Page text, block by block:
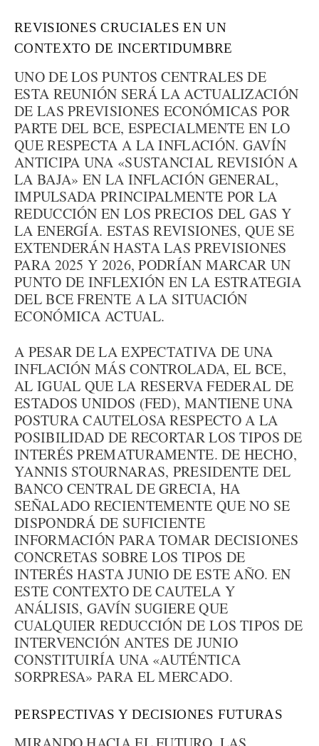
REVISIONES CRUCIALES EN UN
CONTEXTO DE INCERTIDUMBRE
UNO DE LOS PUNTOS CENTRALES DE
ESTA REUNIÓN SERÁ LA ACTUALIZACIÓN
DE LAS PREVISIONES ECONÓMICAS POR
PARTE DEL BCE, ESPECIALMENTE EN LO
QUE RESPECTA A LA INFLACIÓN. GAVÍN
ANTICIPA UNA «SUSTANCIAL REVISIÓN A
LA BAJA» EN LA INFLACIÓN GENERAL,
IMPULSADA PRINCIPALMENTE POR LA
REDUCCIÓN EN LOS PRECIOS DEL GAS Y
LA ENERGÍA. ESTAS REVISIONES, QUE SE
EXTENDERÁN HASTA LAS PREVISIONES
PARA 2025 Y 2026, PODRÍAN MARCAR UN
PUNTO DE INFLEXIÓN EN LA ESTRATEGIA
DEL BCE FRENTE A LA SITUACIÓN
ECONÓMICA ACTUAL.
A PESAR DE LA EXPECTATIVA DE UNA
INFLACIÓN MÁS CONTROLADA, EL BCE,
AL IGUAL QUE LA RESERVA FEDERAL DE
ESTADOS UNIDOS (FED), MANTIENE UNA
POSTURA CAUTELOSA RESPECTO A LA
POSIBILIDAD DE RECORTAR LOS TIPOS DE
INTERÉS PREMATURAMENTE. DE HECHO,
YANNIS STOURNARAS, PRESIDENTE DEL
BANCO CENTRAL DE GRECIA, HA
SEÑALADO RECIENTEMENTE QUE NO SE
DISPONDRÁ DE SUFICIENTE
INFORMACIÓN PARA TOMAR DECISIONES
CONCRETAS SOBRE LOS TIPOS DE
INTERÉS HASTA JUNIO DE ESTE AÑO. EN
ESTE CONTEXTO DE CAUTELA Y
ANÁLISIS, GAVÍN SUGIERE QUE
CUALQUIER REDUCCIÓN DE LOS TIPOS DE
INTERVENCIÓN ANTES DE JUNIO
CONSTITUIRÍA UNA «AUTÉNTICA
SORPRESA» PARA EL MERCADO.
PERSPECTIVAS Y DECISIONES FUTURAS